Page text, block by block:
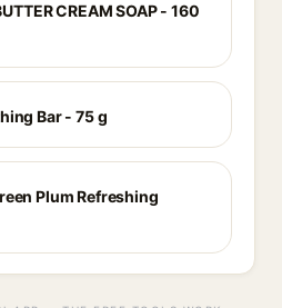
CREAM SOAP - 160
Bar - 75 g
Plum Refreshing